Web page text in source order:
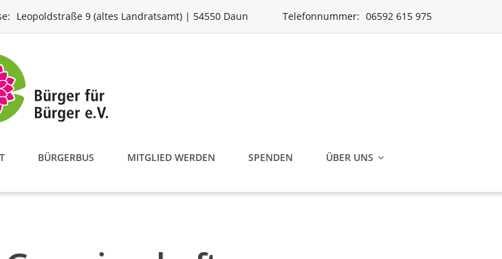
Leopoldstraße 9 (altes Landratsamt) | 54550 Daun Telefonnummer: 06592 615 975
BÜRGERBUS MITGLIED WERDEN SPENDEN ÜBER UNS